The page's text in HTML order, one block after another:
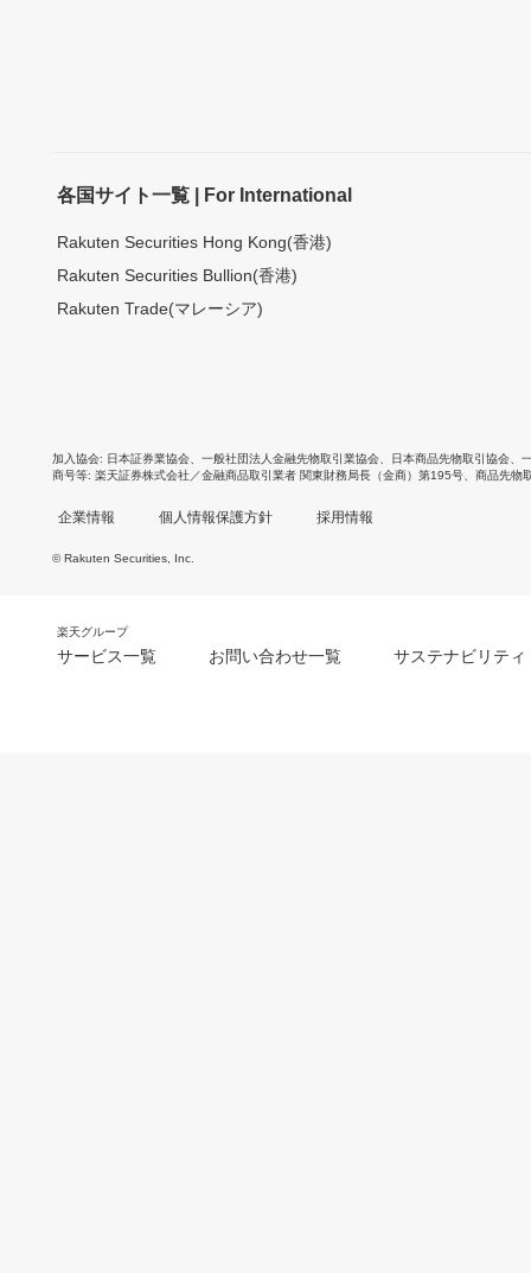
各国サイト一覧 | For International
Rakuten Securities Hong Kong(香港)
Rakuten Securities Bullion(香港)
Rakuten Trade(マレーシア)
加入協会 日本証券業協会 一般社団法人金融先物取引業協会 日本商品先物取引協会
商号等 楽天証券株式会社／金融商品取引業者 関東財務局長（金商）第195号、商品先物
企業情報 個人情報保護方針 採用情報
© Rakuten Securities, Inc.
楽天グループ
サービス一覧 お問い合わせ一覧 サステナビリティ